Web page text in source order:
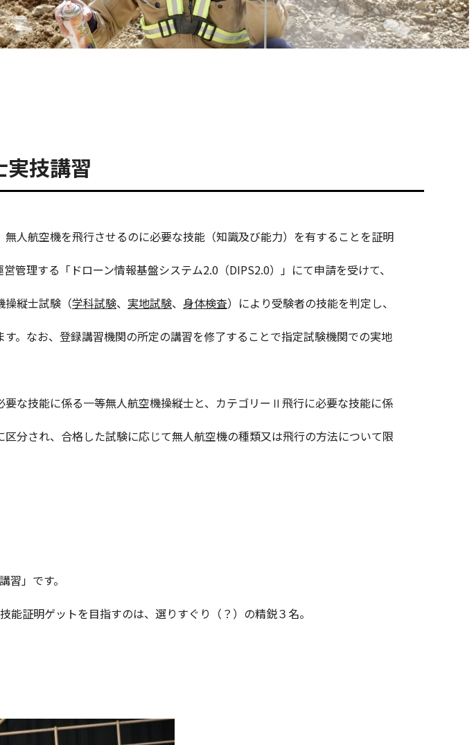
実技講習
人航空機を飛行させるのに必要な技能（知識及び能力）を有することを証明
管理する「ドローン情報基盤システム2.0（DIPS2.0）」にて申請を受けて、
操縦士試験（学科試験、 実地試験、 身体検査）により受験者の技能を判定し、
。なお、登録講習機関の所定の講習を修了することで指定試験機関での実地
な技能に係る一等無人航空機操縦士と、カテゴリーⅡ飛行に必要な技能に係
分され、合格した試験に応じて無人航空機の種類又は飛行の方法について限
習」です。
能証明ゲットを目指すのは、選りすぐり（？）の精鋭３名。